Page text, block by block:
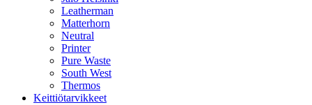
Leatherman
Matterhorn
Neutral
Printer
Pure Waste
South West
Thermos
Keittiötarvikkeet